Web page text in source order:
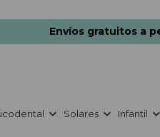
Envíos gratuitos a
Solares Infantil